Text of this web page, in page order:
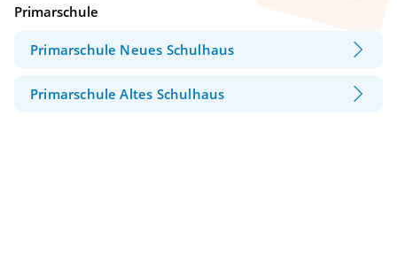
Primarschule
Primarschule Neues Schulhaus
Primarschule Altes Schulhaus